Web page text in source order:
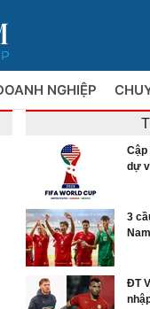
NGHIỆP
Cập
dự
3
Nam
ĐT